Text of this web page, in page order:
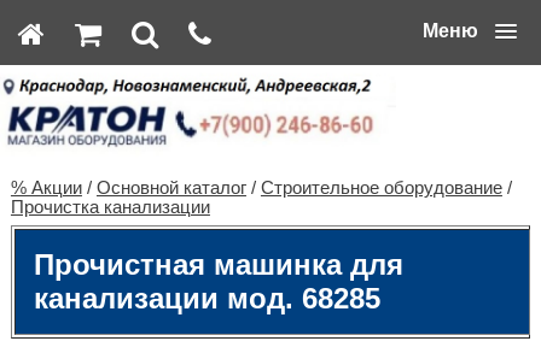
Меню
% Акции/ Основной каталог/ Строительное оборудование/
Прочистка канализации
Прочистная машинка для
канализации мод. 68285